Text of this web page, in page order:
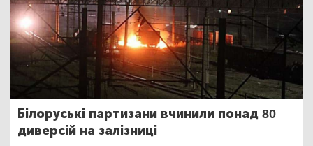
Білоруські партизани вчинили понад 80
диверсій на залізниці